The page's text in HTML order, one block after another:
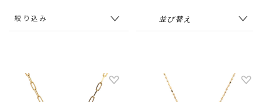
絞り込み